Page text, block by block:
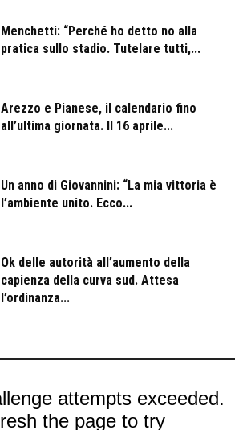
Menchetti: “Perché ho detto no alla
pratica sullo stadio. Tutelare tutti,...
Arezzo e Pianese, il calendario fino
all’ultima giornata. Il 16 aprile...
Un anno di Giovannini: “La mia vittoria è
l’ambiente unito. Ecco...
Ok delle autorità all’aumento della
capienza della curva sud. Attesa
l’ordinanza...